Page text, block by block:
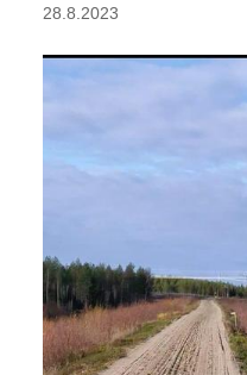
28.8.2023